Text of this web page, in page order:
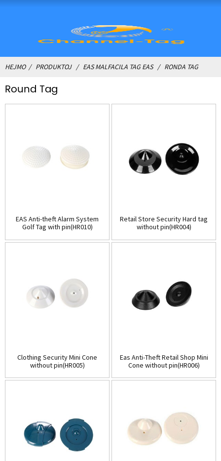
HEJMO PRODUKTOJ EAS MALFACILA TAG EAS RONDA TAG
Round Tag
EAS Anti-theft Alarm System
Golf Tag with pin(HR010)
Retail Store Security Hard tag
without pin(HR004)
Clothing Security Mini Cone
without pin(HR005)
Eas Anti-Theft Retail Shop Mini
Cone without pin(HR006)